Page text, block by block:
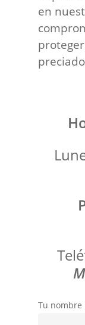
en
Tu nombre